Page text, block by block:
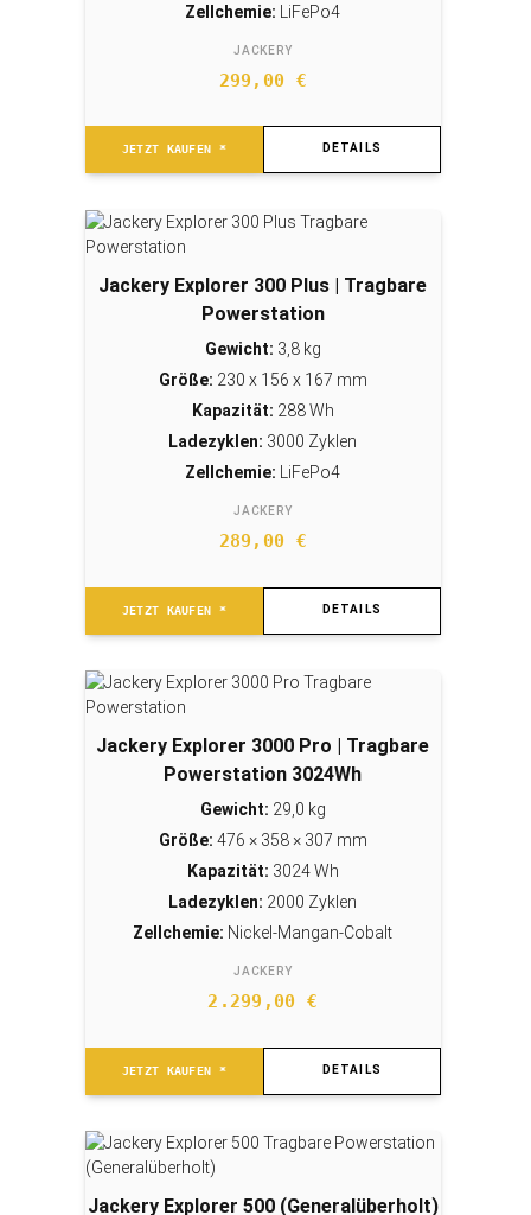
Zellchemie: LiFePo4
JACKERY
299,00 €
JETZT KAUFEN * DETAILS
Jackery Explorer 300 Plus | Tragbare
Powerstation
Gewicht: 3,8 kg
Größe: 230 x 156 x 167 mm
Kapazität: 288 Wh
Ladezyklen: 3000 Zyklen
Zellchemie: LiFePo4
JACKERY
289,00 €
JETZT KAUFEN * DETAILS
Jackery Explorer 3000 Pro | Tragbare
Powerstation 3024Wh
Gewicht: 29,0 kg
Größe: 476 × 358 × 307 mm
Kapazität: 3024 Wh
Ladezyklen: 2000 Zyklen
Zellchemie: Nickel-Mangan-Cobalt
JACKERY
2.299,00 €
JETZT KAUFEN * DETAILS
Jackery Explorer 500 (Generalüberholt)